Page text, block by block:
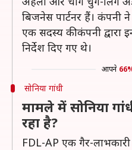
बिजनेस पार्टनर हैं। कंपनी
एक सदस्य की कंपनी द्वारा
निर्देश दिए गए थे।
आपने
सोनिया गांधी
मामले में सोनिया
रहा है?
FDL-AP एक गैर-